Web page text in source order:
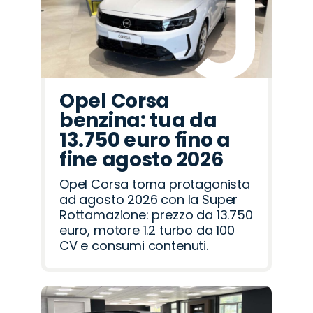
Opel Corsa
benzina: tua da
13.750 euro fino a
fine agosto 2026
Opel Corsa torna protagonista
ad agosto 2026 con la Super
Rottamazione: prezzo da 13.750
euro, motore 1.2 turbo da 100
CV e consumi contenuti.